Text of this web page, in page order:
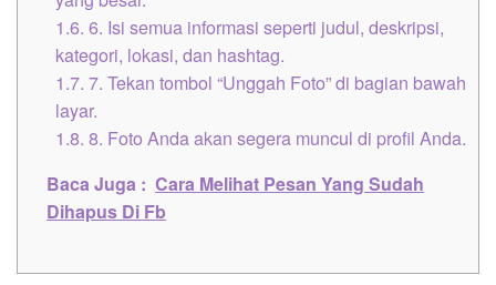
1.6. 6. Isi semua informasi seperti judul, deskripsi,
kategori, lokasi, dan hashtag.
1.7. 7. Tekan tombol “Unggah Foto” di bagian bawah
layar.
1.8. 8. Foto Anda akan segera muncul di profil Anda.
Baca Juga : Cara Melihat Pesan Yang Sudah
Dihapus Di Fb